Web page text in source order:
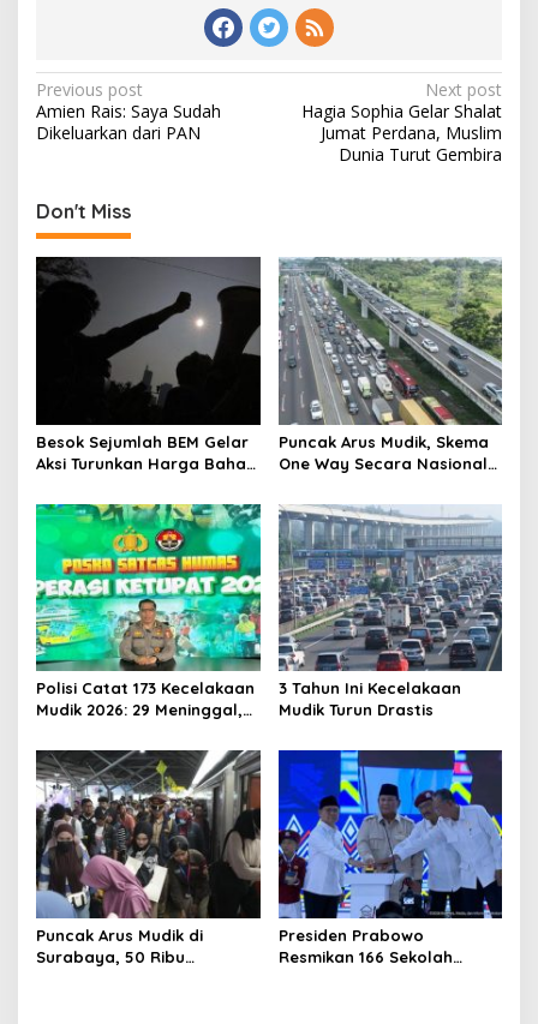
Post
navigation
Previous post
Amien Rais: Saya Sudah
Dikeluarkan dari PAN
Next post
Hagia Sophia Gelar Shalat
Jumat Perdana, Muslim
Dunia Turut Gembira
Don't Miss
Besok Sejumlah BEM Gelar
Aksi Turunkan Harga Bahan
Puncak Arus Mudik, Skema
One Way Secara Nasional
Polisi Catat 173 Kecelakaan
Mudik 2026: 29 Meninggal,
Luka Ringan
3 Tahun Ini Kecelakaan
Mudik Turun Drastis
Puncak Arus Mudik di
Surabaya, 50 Ribu
Presiden Prabowo
Resmikan 166 Sekolah